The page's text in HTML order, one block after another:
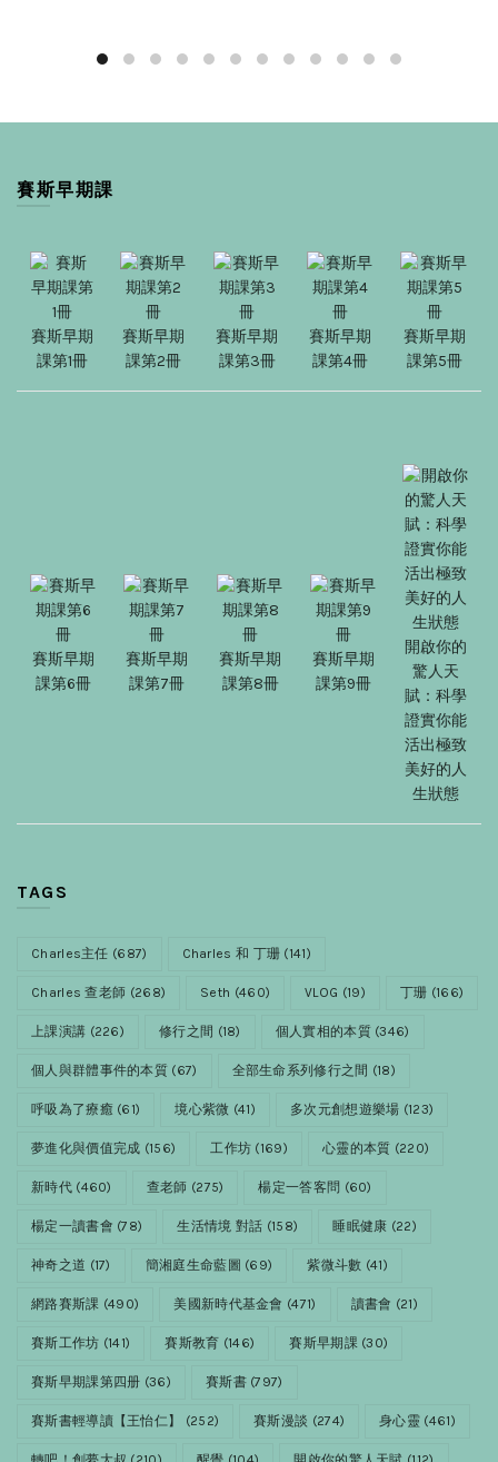
賽斯早期課
賽斯早期
課第1冊
賽斯早期
課第2冊
賽斯早期
課第3冊
賽斯早期
課第4冊
賽斯早期
課第5冊
賽斯早期
課第6冊
賽斯早期
課第7冊
賽斯早期
課第8冊
賽斯早期
課第9冊
開啟你的
驚人天
賦：科學
證實你能
活出極致
美好的人
生狀態
TAGS
Charles主任 (687) Charles 和 丁珊 (141)
Charles 查老師 (268) Seth (460) VLOG (19) 丁珊 (166)
上課演講 (226) 修行之間 (18) 個人實相的本質(346)
個人與群體事件的本質 (67) 全部生命系列修行之間 (18)
呼吸為了療癒 (61) 境心紫微 (41) 多次元創想遊樂場 (123)
夢進化與價值完成 (156) 工作坊 (169) 心靈的本質 (220)
新時代(460) 查老師 (275) 楊定一答客問 (60)
楊定一讀書會 (78) 生活情境 對話 (158) 睡眠健康 (22)
神奇之道 (17) 簡湘庭生命藍圖 (69) 紫微斗數 (41)
網路賽斯課 (490) 美國新時代基金會 (471) 讀書會 (21)
賽斯工作坊 (141) 賽斯教育 (146) 賽斯早期課 (30)
賽斯早期課第四册 (36) 賽斯書(797)
賽斯書輕導讀【王怡仁】 (252) 賽斯漫談 (274) 身心靈 (461)